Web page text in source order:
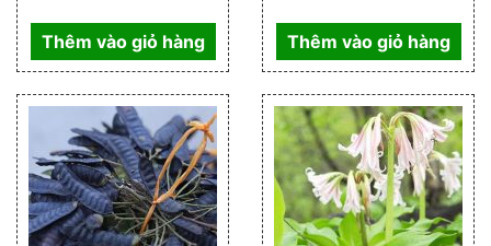
Thêm vào giỏ hàng Thêm vào giỏ hàng